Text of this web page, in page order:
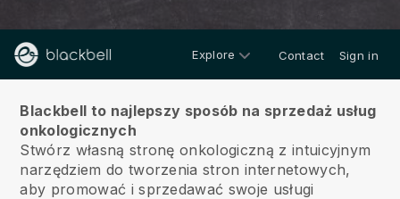
Explore Contact Sign in
Blackbell to najlepszy sposób na sprzedaż usług
onkologicznych
Stwórz własną stronę onkologiczną z intuicyjnym
narzędziem do tworzenia stron internetowych,
aby promować i sprzedawać swoje usługi